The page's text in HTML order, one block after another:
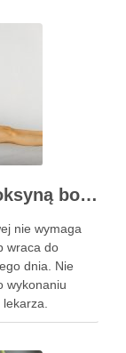
Czego unikać po zabiegu z toksyną botulinową?
nie wymaga
wraca do
dnia. Nie
wykonaniu
dla